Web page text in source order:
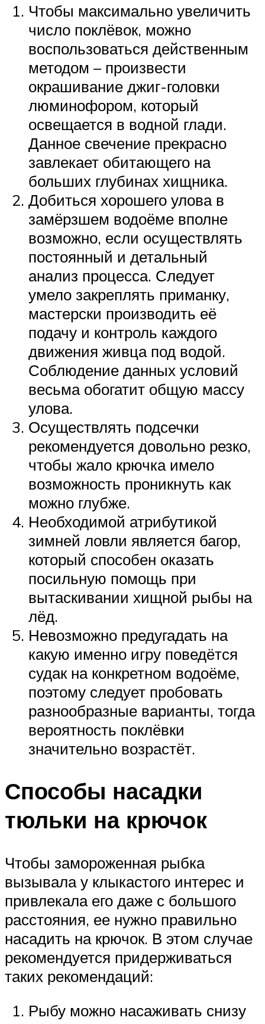
Чтобы максимально увеличить
число поклёвок, можно
воспользоваться действенным
методом – произвести
окрашивание джиг-головки
люминофором, который
освещается в водной глади.
Данное свечение прекрасно
завлекает обитающего на
больших глубинах хищника.
Добиться хорошего улова в
замёрзшем водоёме вполне
возможно, если осуществлять
постоянный и детальный
анализ процесса. Следует
умело закреплять приманку,
мастерски производить её
подачу и контроль каждого
движения живца под водой.
Соблюдение данных условий
весьма обогатит общую массу
улова.
Осуществлять подсечки
рекомендуется довольно резко,
чтобы жало крючка имело
возможность проникнуть как
можно глубже.
Необходимой атрибутикой
зимней ловли является багор,
который способен оказать
посильную помощь при
вытаскивании хищной рыбы на
лёд.
Невозможно предугадать на
какую именно игру поведётся
судак на конкретном водоёме,
поэтому следует пробовать
разнообразные варианты, тогда
вероятность поклёвки
значительно возрастёт.
Способы насадки
тюльки на крючок
Чтобы замороженная рыбка
вызывала у клыкастого интерес и
привлекала его даже с большого
расстояния, ее нужно правильно
насадить на крючок. В этом случае
рекомендуется придерживаться
таких рекомендаций:
Рыбу можно насаживать снизу